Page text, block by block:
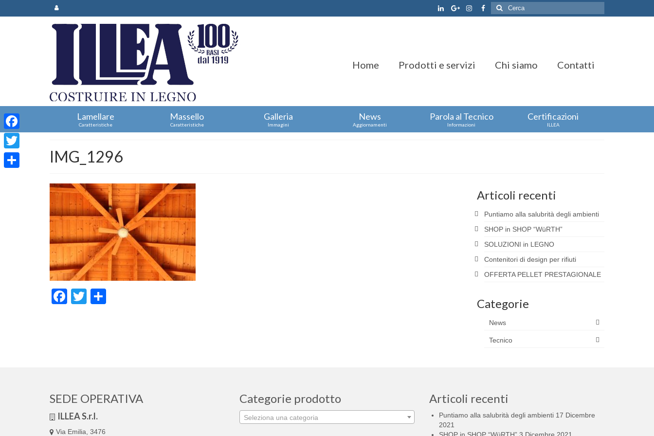
Cerca:
Home Prodotti e servizi Chi siamo Contatti
Lamellare
Caratteristiche
Massello
Caratteristiche
Galleria
Immagini
News
Aggiornamenti
Parola al Tecnico
Informazioni
Certificazioni
ILLEA
IMG_1296
Facebook
Twitter
Articoli recenti
Puntiamo alla salubrità degli ambienti
SHOP in SHOP “WüRTH”
SOLUZIONI in LEGNO
Contenitori di design per rifiuti
OFFERTA PELLET PRESTAGIONALE
Categorie
News
Tecnico
SEDE OPERATIVA
ILLEA S.r.l.
Via Emilia, 3476
Categorie prodotto
Seleziona una categoria
Articoli recenti
Puntiamo alla salubrità degli ambienti 17 Dicembre
2021
Facebook
Twitter